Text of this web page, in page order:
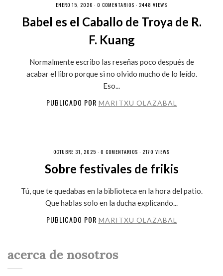
ENERO 15, 2026 · 0 COMENTARIOS · 2448 VIEWS
Babel es el Caballo de Troya de R.
F. Kuang
Normalmente escribo las reseñas poco después de
acabar el libro porque si no olvido mucho de lo leído.
Eso...
PUBLICADO POR MARITXU OLAZABAL
OCTUBRE 31, 2025 · 0 COMENTARIOS · 2170 VIEWS
Sobre festivales de frikis
Tú, que te quedabas en la biblioteca en la hora del patio.
Que hablas solo en la ducha explicando...
PUBLICADO POR MARITXU OLAZABAL
acerca de nosotros